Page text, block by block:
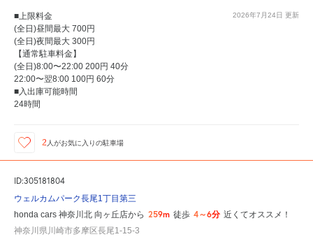
2026年7月24日 更新
■上限料金
(全日)昼間最大 700円
(全日)夜間最大 300円
【通常駐車料金】
(全日)8:00〜22:00 200円 40分
22:00〜翌8:00 100円 60分
■入出庫可能時間
24時間
2 人がお気に入りの駐車場
ID:305181804
ウェルカムパーク長尾1丁目第三
honda cars 神奈川北 向ヶ丘店から 259m 徒歩 4～6分 近くてオススメ！
神奈川県川崎市多摩区長尾1-15-3